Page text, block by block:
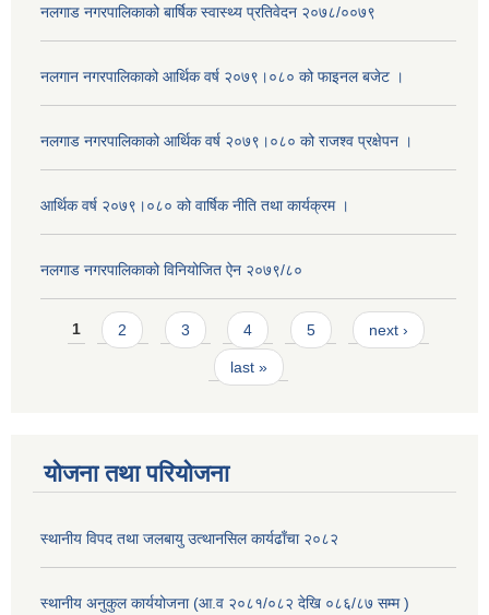
नलगाड नगरपालिकाको बार्षिक स्वास्थ्य प्रतिवेदन २०७८/००७९
नलगान नगरपालिकाको आर्थिक वर्ष २०७९।०८० को फाइनल बजेट ।
नलगाड नगरपालिकाको आर्थिक वर्ष २०७९।०८० को राजश्व प्रक्षेपन ।
आर्थिक वर्ष २०७९।०८० को वार्षिक नीति तथा कार्यक्रम ।
नलगाड नगरपालिकाको विनियोजित ऐन २०७९/८०
Pages
1 2 3 4 5 next ›
last »
योजना तथा परियोजना
स्थानीय विपद तथा जलबायु उत्थानसिल कार्यढाँचा २०८२
स्थानीय अनुकुल कार्ययोजना (आ.व २०८१/०८२ देखि ०८६/८७ सम्म )